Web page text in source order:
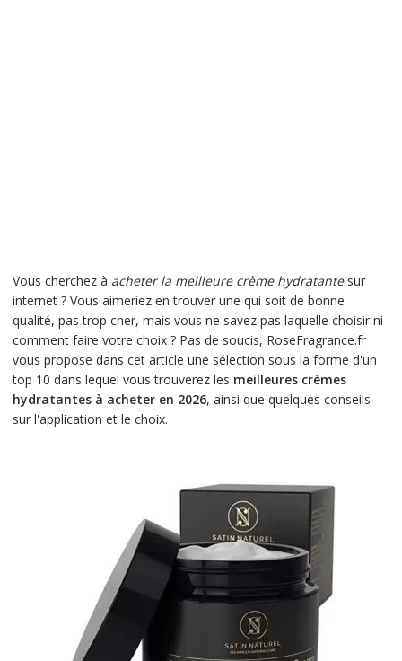
Vous cherchez à acheter la meilleure crème hydratantesur
internet ? Vous aimeriez en trouver une qui soit de bonne
qualité, pas trop cher, mais vous ne savez pas laquelle choisir ni
comment faire votre choix ? Pas de soucis, RoseFragrance.fr
vous propose dans cet article une sélection sous la forme d'un
top 10 dans lequel vous trouverez les meilleures crèmes
hydratantes à acheter en 2026, ainsi que quelques conseils
sur l'application et le choix.